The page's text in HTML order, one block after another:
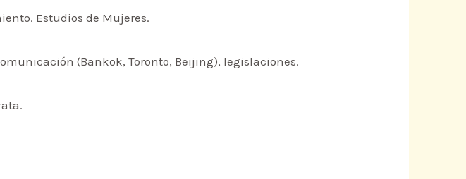
Estudios de Mujeres.
(Bankok, Toronto, Beijing), legislaciones.